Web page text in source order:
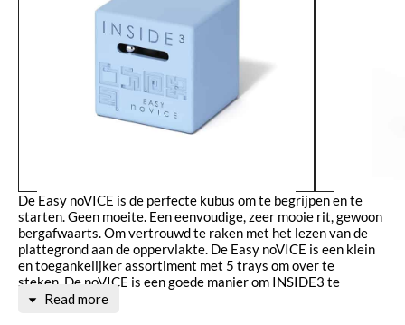
De Easy noVICE is de perfecte kubus om te begrijpen en te
starten. Geen moeite. Een eenvoudige, zeer mooie rit, gewoon
bergafwaarts. Om vertrouwd te raken met het lezen van de
plattegrond aan de oppervlakte. De Easy noVICE is een klein
en toegankelijker assortiment met 5 trays om over te
steken. De noVICE is een goede manier om INSIDE3 te
ontdekken.
Read more